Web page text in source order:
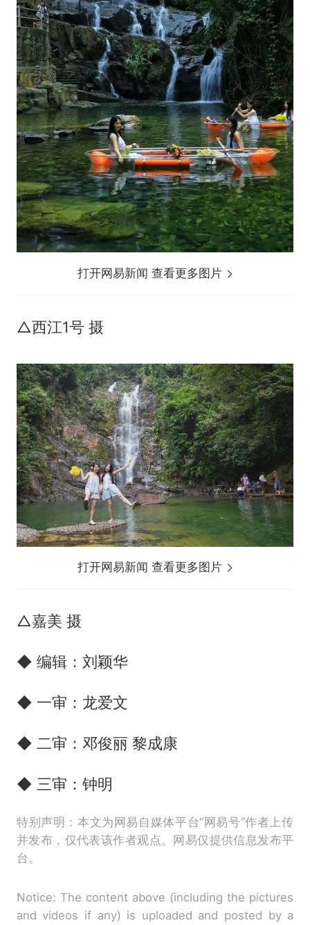
打开网易新闻 查看更多图片
△西江1号 摄
打开网易新闻 查看更多图片
△嘉美 摄
◆ 编辑：刘颖华
◆ 一审：龙爱文
◆ 二审：邓俊丽 黎成康
◆ 三审：钟明
特别声明：本文为网易自媒体平台“网易号”作者上传
并发布，仅代表该作者观点。网易仅提供信息发布平
台。
Notice: The content above (including the pictures
and videos if any) is uploaded and posted by a